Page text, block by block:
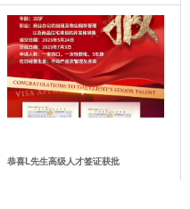
恭喜L先生高级人才签证获批